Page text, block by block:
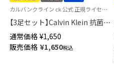
カルバンクライン ck 公式 正規ライセンス品 3足セット 男性 女性 靴下
【3足セット】Calvin Klein 抗菌防
臭 足底パイル クッション性＋
耐久性抜群！ビッグロゴ ショー
ト丈 ソックス カジュアル レデ
通常価格 ¥1,650
販売価格 ¥1,650税込